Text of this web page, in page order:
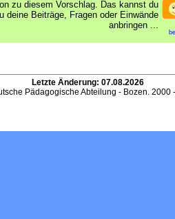
zu diesem Vorschlag. Das kannst du
deine Beiträge, Fragen oder Einwände
anbringen ...
Letzte Änderung: 07.08.2026
Pädagogische Abteilung - Bozen. 2000